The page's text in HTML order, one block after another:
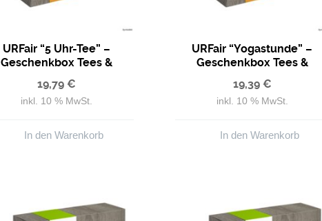
URFair “5 Uhr-Tee” –
Geschenkbox Tees &
Gewürze
19,79€
inkl. 10 % MwSt.
In den Warenkorb
URFair “Yogastunde” –
Geschenkbox Tees &
Gewürze
19,39 €
inkl. 10 % MwSt.
In den Warenkorb